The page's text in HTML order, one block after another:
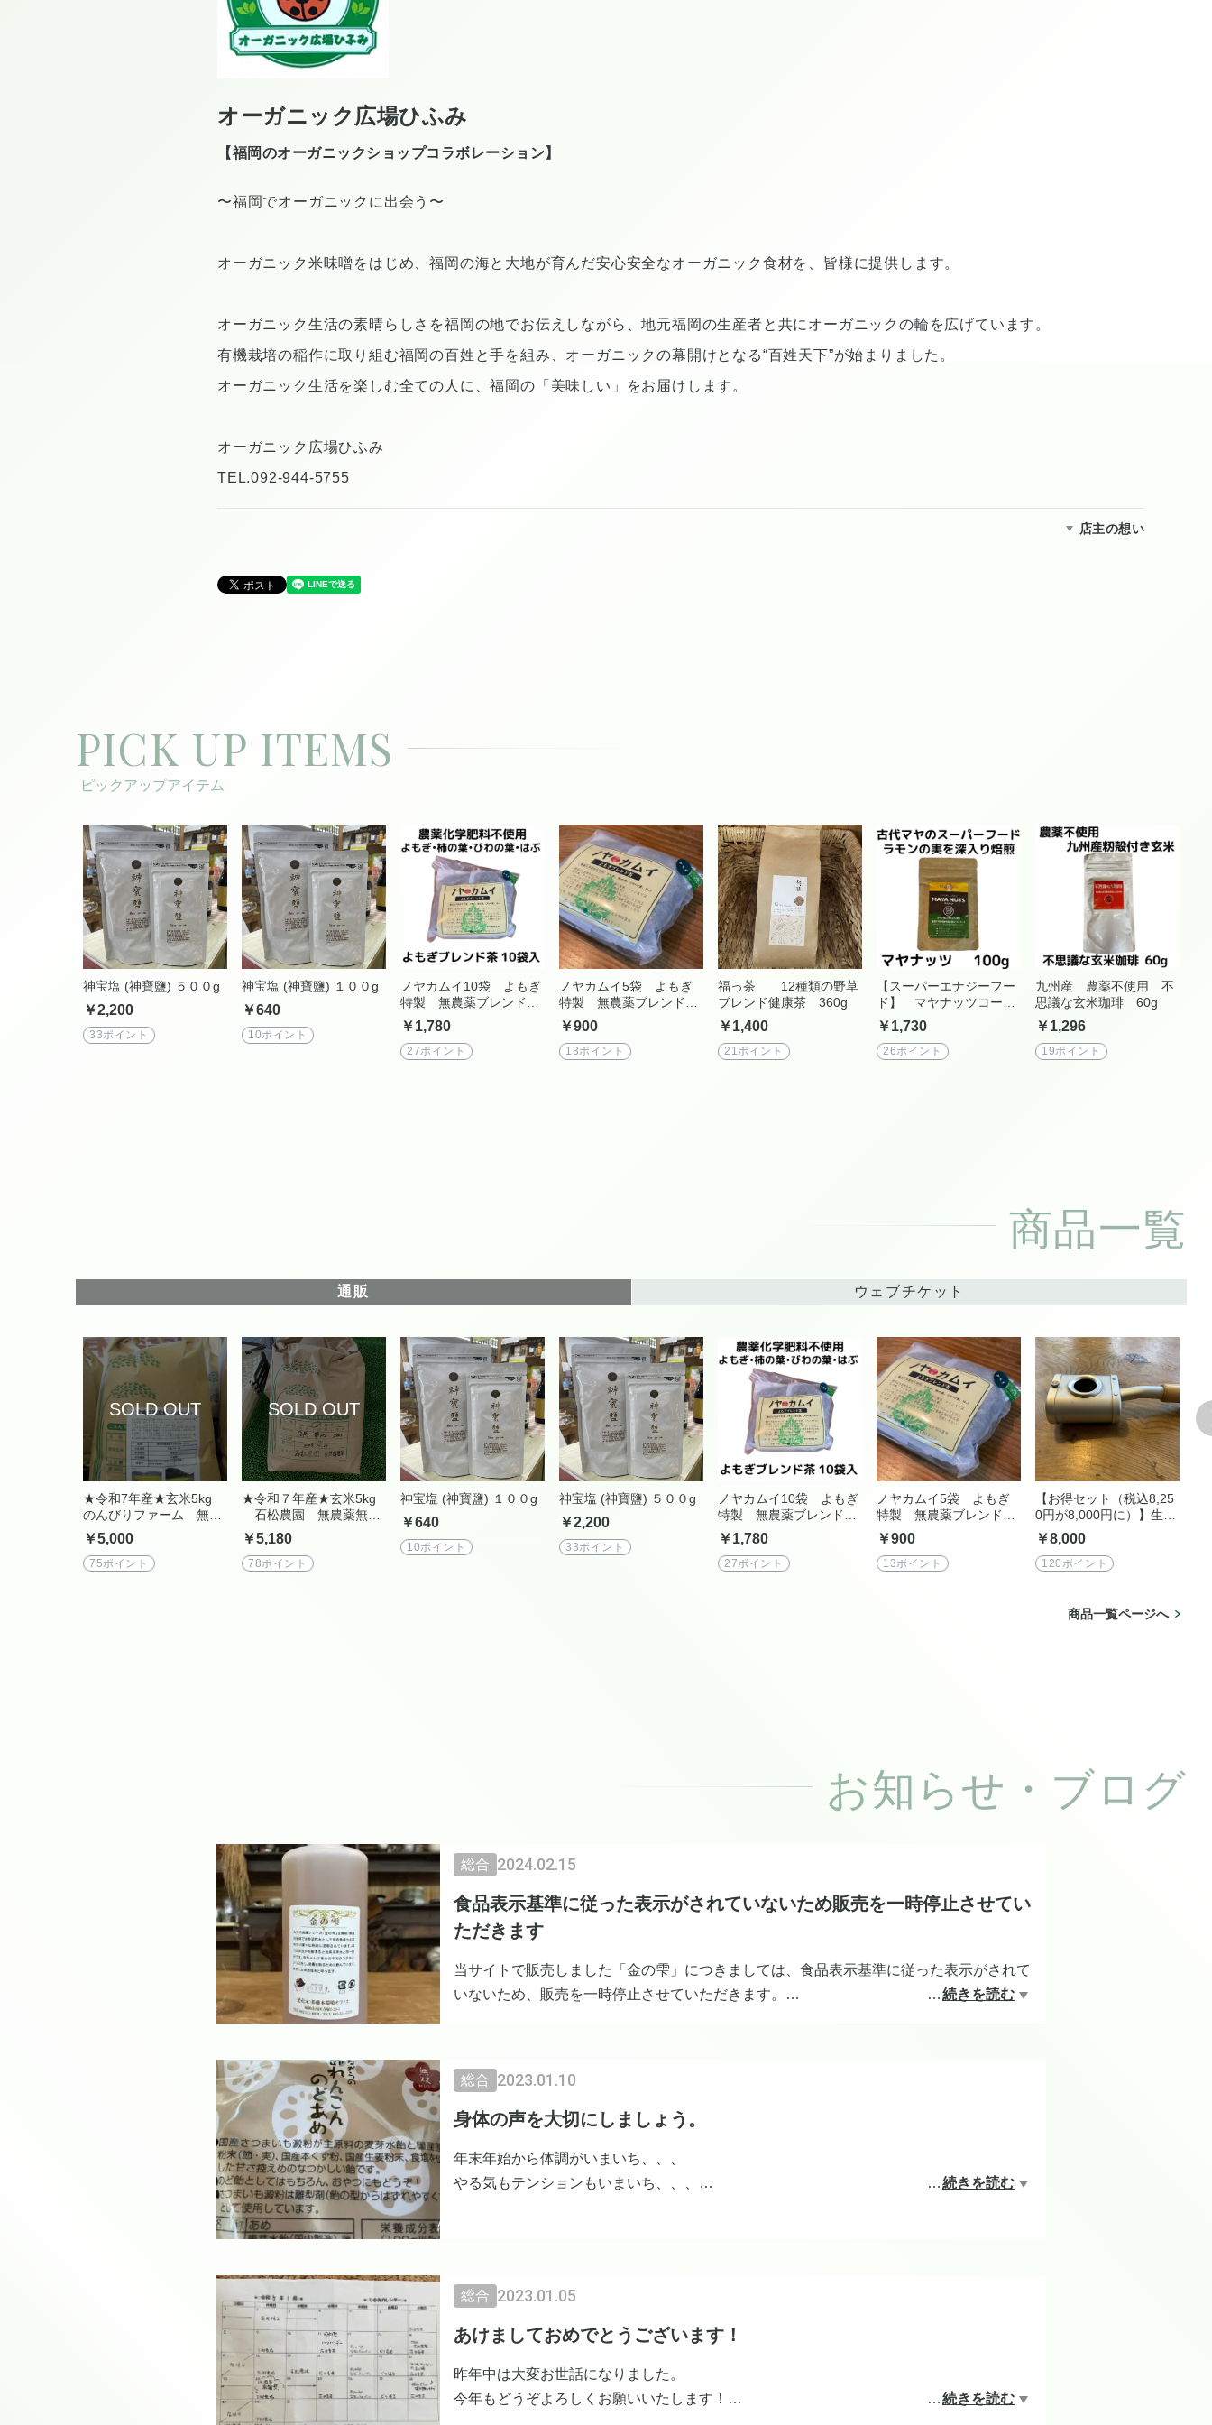
オーガニック広場ひふみ
【福岡のオーガニックショップコラボレーション】
〜福岡でオーガニックに出会う〜
オーガニック米味噌をはじめ、福岡の海と大地が育んだ安心安全なオーガニック食材を、皆様に提供します。
オーガニック生活の素晴らしさを福岡の地でお伝えしながら、地元福岡の生産者と共にオーガニックの輪を広げています。
有機栽培の稲作に取り組む福岡の百姓と手を組み、オーガニックの幕開けとなる“百姓天下”が始まりました。
オーガニック生活を楽しむ全ての人に、福岡の「美味しい」をお届けします。
オーガニック広場ひふみ
TEL.092-944-5755
店主の想い
PICK UP ITEMS
神宝塩 (神寶鹽) ５００g
￥2,200
33ポイント
神宝塩 (神寶鹽) １００g
￥640
10ポイント
ノヤカムイ10袋 よもぎ
特製 無農薬ブレンド
茶 ノヤカムイ
￥1,780
27ポイント
ノヤカムイ5袋 よもぎ
特製 無農薬ブレンド
茶 ノヤカムイ
￥900
13ポイント
福っ茶 12種類の野草
ブレンド健康茶 360g
￥1,400
21ポイント
【スーパーエナジーフー
ド】 マヤナッツコーヒ
ー100g
￥1,730
26ポイント
九州産 農薬不使用 不
思議な玄米珈琲 60g
￥1,296
19ポイント
商品一覧
通販 ウェブチケット
★令和7年産★玄米5kg
のんびりファーム 無農
薬無肥料自然栽培玄米
（福岡県糟屋郡久山町産
元気つくし）
￥5,000
75ポイント
★令和７年産★玄米5kg
石松農園 無農薬無肥
料自然栽培米（福岡県宗
像市産夢つくし）
￥5,180
78ポイント
神宝塩 (神寶鹽) １００g
￥640
10ポイント
神宝塩 (神寶鹽) ５００g
￥2,200
33ポイント
ノヤカムイ10袋 よもぎ
特製 無農薬ブレンド
茶 ノヤカムイ
￥1,780
27ポイント
ノヤカムイ5袋 よもぎ
特製 無農薬ブレンド
茶 ノヤカムイ
￥900
13ポイント
【お得セット（税込8,25
0円が8,000円に）】生豆
＆ 炒り上手【炒りたて、
挽きたて、淹れたての珈
琲が飲める】
￥8,000
120ポイント
商品一覧ページへ
お知らせ・ブログ
総合 2024.02.15
食品表示基準に従った表示がされていないため販売を一時停止させてい
ただきます
当サイトで販売しました「金の雫」につきましては、食品表示基準に従った表示がされて
いないため、販売を一時停止させていただきます。
だきます。回収をご希望の方は、当店までご連絡ください。
０９２−９４４−５７５５
…続きを読む
総合 2023.01.10
身体の声を大切にしましょう。
年末年始から体調がいまいち、、、
やる気もテンションもいまいち、、、
今はゆっくりゆったりスローペースで大丈夫！
無理や我慢は手放して、心と身体を大切に過ごしてくださいね♪
…続きを読む
総合 2023.01.05
あけましておめでとうございます！
昨年中は大変お世話になりました。
今年もどうぞよろしくお願いいたします！
…続きを読む